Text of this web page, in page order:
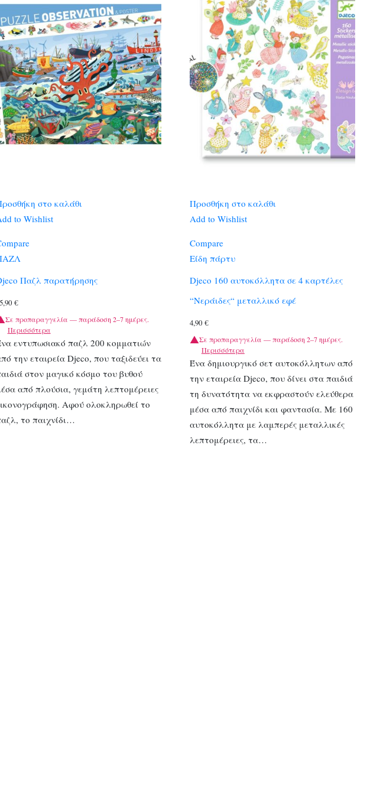
στο καλάθι
to Wishlist
Παζλ παρατήρησης
€
Σε προπαραγγελία — παράδοση 2–7 ημέρες.
Περισσότερα
εντυπωσιακό παζλ 200 κομματιών
την εταιρεία Djeco, που ταξιδεύει τα
στον μαγικό κόσμο του βυθού
από πλούσια, γεμάτη λεπτομέρειες
Αφού ολοκληρωθεί το
το παιχνίδι…
Προσθήκη στο καλάθι
Add to Wishlist
Compare
Είδη πάρτυ
Djeco 160 αυτοκόλλητα σε 4 καρτέλες
“Νεράιδες“ μεταλλικό εφέ
4,90 €
Σε προπαραγγελία — παράδοση 2–7 ημέρες.
Περισσότερα
Ένα δημιουργικό σετ αυτοκόλλητων από
την εταιρεία Djeco, που δίνει στα παιδιά
τη δυνατότητα να εκφραστούν ελεύθερα
μέσα από παιχνίδι και φαντασία. Με 160
αυτοκόλλητα με λαμπερές μεταλλικές
λεπτομέρειες, τα…